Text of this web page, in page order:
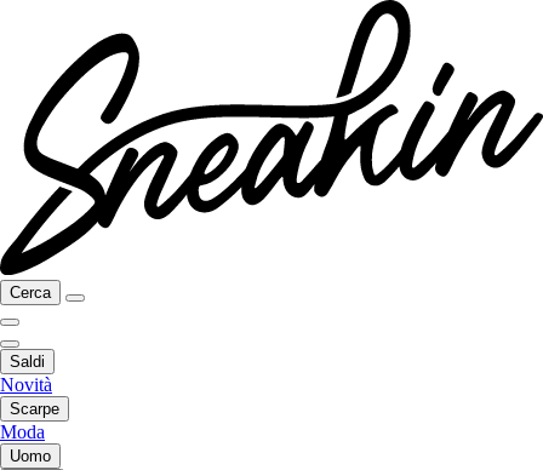
Cerca
Saldi
Novità
Scarpe
Moda
Uomo